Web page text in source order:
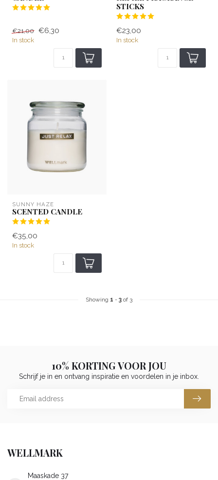
€21,00 €6,30
In stock
STICKS
€23,00
In stock
SUNNY HAZE
SCENTED CANDLE
€35,00
In stock
Showing 1 - 3 of 3
10% KORTING VOOR JOU
Schrijf je in en ontvang inspiratie en voordelen in je inbox.
WELLMARK
Maaskade 37